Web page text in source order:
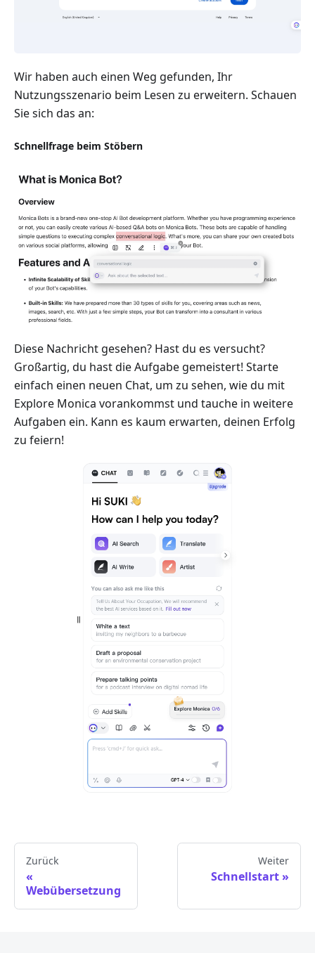
Wir haben auch einen Weg gefunden, Ihr
Nutzungsszenario beim Lesen zu erweitern. Schauen
Sie sich das an:
Schnellfrage beim Stöbern
Diese Nachricht gesehen? Hast du es versucht?
Großartig, du hast die Aufgabe gemeistert! Starte
einfach einen neuen Chat, um zu sehen, wie du mit
Explore Monica vorankommst und tauche in weitere
Aufgaben ein. Kann es kaum erwarten, deinen Erfolg
zu feiern!
Zurück
Webübersetzung
Weiter
Schnellstart